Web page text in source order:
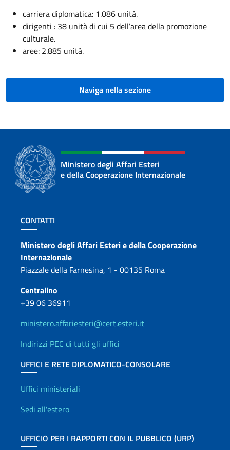
carriera diplomatica: 1.086 unità.
dirigenti : 38 unità di cui 5 dell’area della promozione
culturale.
aree: 2.885 unità.
Naviga nella sezione
Ministero degli Affari Esteri
e della Cooperazione Internazionale
Sezione footer
CONTATTI
Contatti
Ministero degli Affari Esteri e della Cooperazione
Internazionale
Piazzale della Farnesina, 1 - 00135 Roma
Centralino
+39 06 36911
ministero.affariesteri@cert.esteri.it
Indirizzi PEC di tutti gli uffici
UFFICI E RETE DIPLOMATICO-CONSOLARE
Uffici e Rete diplomatica
Uffici ministeriali
Sedi all'estero
UFFICIO PER I RAPPORTI CON IL PUBBLICO (URP)